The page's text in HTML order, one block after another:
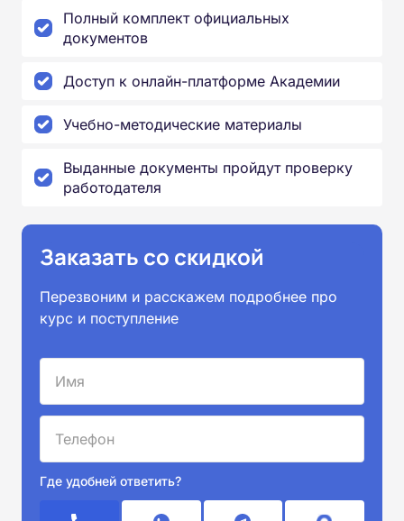
Полный комплект официальных
документов
Доступ к онлайн-платформе Академии
Учебно-методические материалы
Выданные документы пройдут проверку
работодателя
Заказать со скидкой
Перезвоним и расскажем подробнее про
курс и поступление
Где удобней ответить?